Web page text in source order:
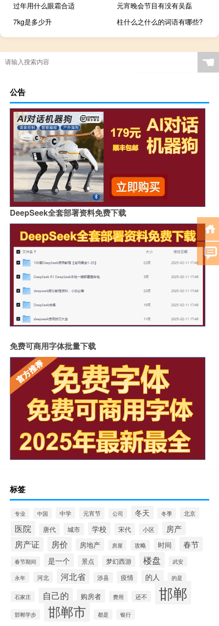
过年用什么眼霜合适
元宵晚会节目有没有吴磊
7kg是多少升
柱什么之什么的词语有哪些?
☚
公告
DeepSeek全套部署资料免费下载
免费可商用字体批量下载
标签
专业 中国 中学 元宵节 公司 冬天 冬季 北京
医院 唐代 城市 学校 宋代 小区 房产
房产证 房价 房地产 房屋 攻略 时间 春节
春节期间 是一个 景点 梦幻西游 楼盘 武安
永年 河北 河北省 涉县 疫情 的人 的是
石家庄 自己的 购房者 费用 还不 邯郸
邯郸学步 邯郸市 都是 银行